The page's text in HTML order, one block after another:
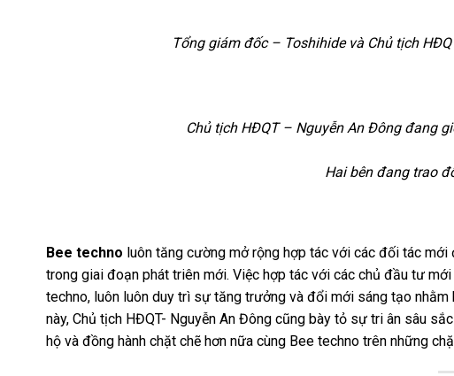
Tổng giám đốc – Toshihide và Chủ tịch
Chủ tịch HĐQT – Nguyễn An Đông đang
Hai bên đang trao
Bee techno luôn tăng cường mở rộng hợp tác với các đối tác
trong giai đoạn phát triên mới. Việc hợp tác với các chủ đầu tư
techno, luôn luôn duy trì sự tăng trưởng và đổi mới sáng tạo
này, Chủ tịch HĐQT- Nguyễn An Đông cũng bày tỏ sự tri ân sâu
hộ và đồng hành chặt chẽ hơn nữa cùng Bee techno trên những